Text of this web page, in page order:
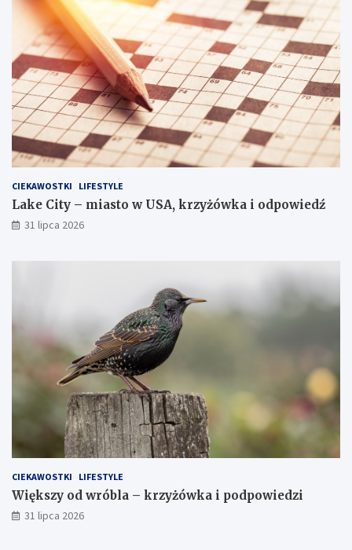
CIEKAWOSTKI LIFESTYLE
Lake City – miasto w USA, krzyżówka i odpowiedź
31 lipca 2026
CIEKAWOSTKI LIFESTYLE
Większy od wróbla – krzyżówka i podpowiedzi
31 lipca 2026